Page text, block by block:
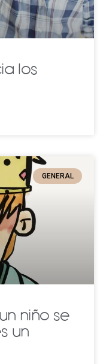
los
GENERAL
niño se
un